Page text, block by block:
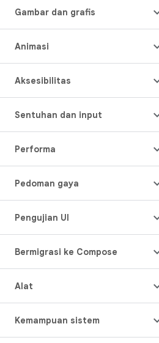
Gambar dan grafis
Animasi
Aksesibilitas
Sentuhan dan input
Performa
Pedoman gaya
Pengujian UI
Bermigrasi ke Compose
Alat
Kemampuan sistem